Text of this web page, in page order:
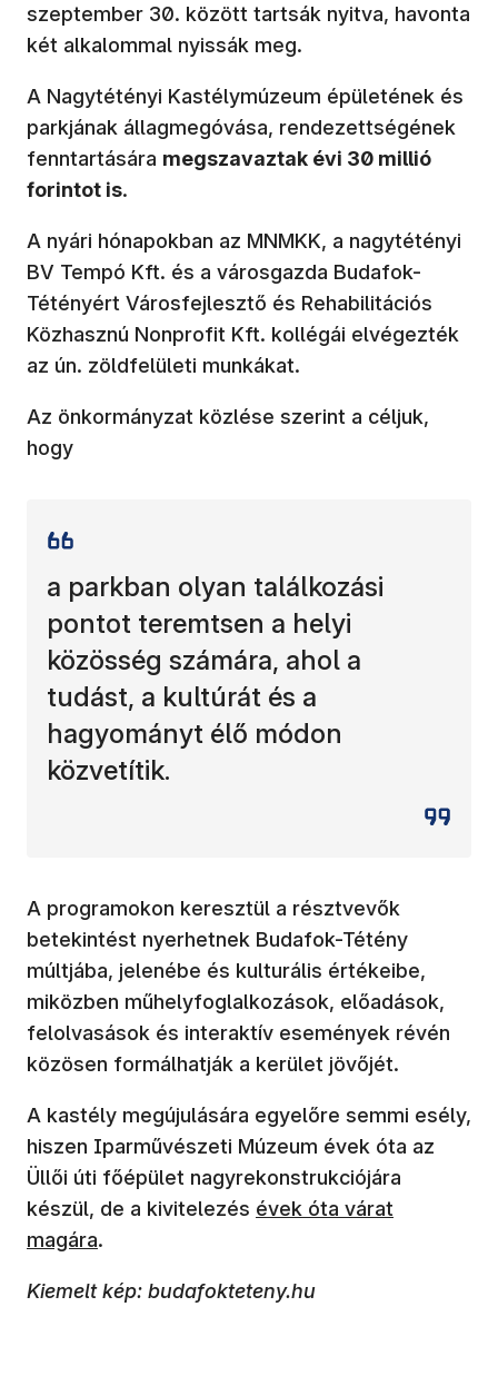
szeptember 30. között tartsák nyitva, havonta
két alkalommal nyissák meg.
A Nagytétényi Kastélymúzeum épületének és
parkjának állagmegóvása, rendezettségének
fenntartására megszavaztak évi 30 millió
forintot is.
A nyári hónapokban az MNMKK, a nagytétényi
BV Tempó Kft. és a városgazda Budafok-
Tétényért Városfejlesztő és Rehabilitációs
Közhasznú Nonprofit Kft. kollégái elvégezték
az ún. zöldfelületi munkákat.
Az önkormányzat közlése szerint a céljuk,
hogy
a parkban olyan találkozási
pontot teremtsen a helyi
közösség számára, ahol a
tudást, a kultúrát és a
hagyományt élő módon
közvetítik.
A programokon keresztül a résztvevők
betekintést nyerhetnek Budafok-Tétény
múltjába, jelenébe és kulturális értékeibe,
miközben műhelyfoglalkozások, előadások,
felolvasások és interaktív események révén
közösen formálhatják a kerület jövőjét.
A kastély megújulására egyelőre semmi esély,
hiszen Iparművészeti Múzeum évek óta az
Üllői úti főépület nagyrekonstrukciójára
készül, de a kivitelezés (új ablakban nyílik meg)
évek óta várat
magára.
Kiemelt kép: budafokteteny.hu